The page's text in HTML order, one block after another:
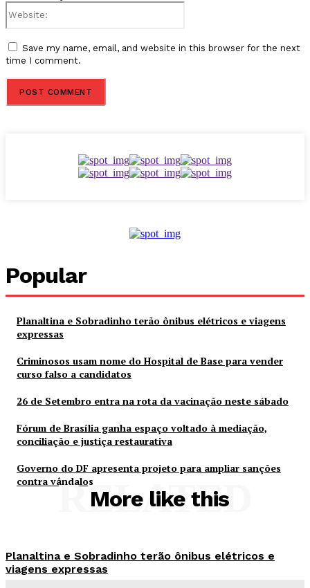
Save my name, email, and website in this browser for the next
time I comment.
Popular
Planaltina e Sobradinho terão ônibus elétricos e viagens
expressas
Criminosos usam nome do Hospital de Base para vender
curso falso a candidatos
26 de Setembro entra na rota da vacinação neste sábado
Fórum de Brasília ganha espaço voltado à mediação,
conciliação e justiça restaurativa
Governo do DF apresenta projeto para ampliar sanções
contra vândalos
More like this
RELATED
Planaltina e Sobradinho terão ônibus elétricos e
viagens expressas